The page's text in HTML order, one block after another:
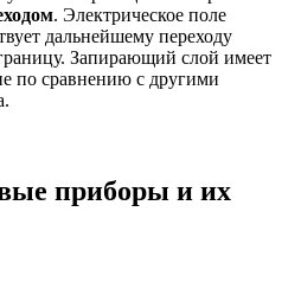
. Электрическое поле
дальнейшему переходу
Запирающий слой имеет
по сравнению с другими
приборы и их